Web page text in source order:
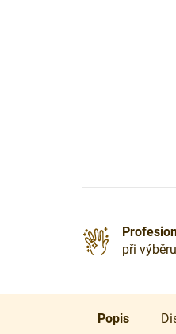
při
Popis